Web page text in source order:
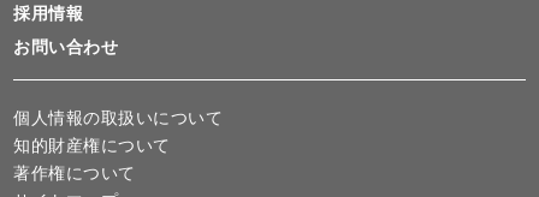
採用情報
お問い合わせ
個人情報の取扱いについて
知的財産権について
著作権について